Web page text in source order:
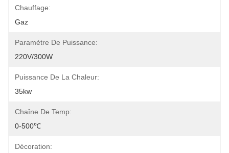
Chauffage:
Gaz
Paramètre De Puissance:
220V/300W
Puissance De La Chaleur:
35kw
Chaîne De Temp:
0-500℃
Décoration: